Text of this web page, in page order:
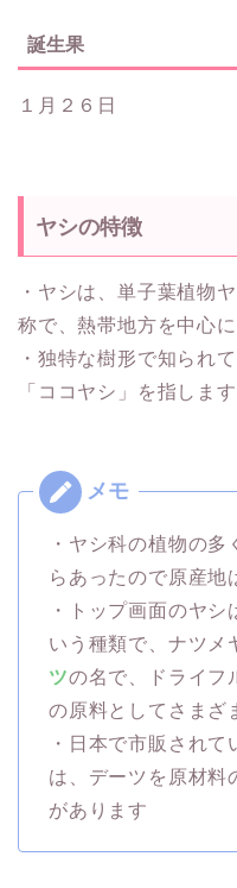
誕生果
１月２６日
ヤシの特徴
・ヤシは、単子葉植物
称で、熱帯地方を中心
・独特な樹形で知られ
「ココヤシ」を指します
・ヤシ科の植物の
らあったので原産地
・トップ画面のヤシ
いう種類で、ナツメ
ツの名で、ドライフ
の原料としてさまざ
・日本で市販され
は、デーツを原材料
があります